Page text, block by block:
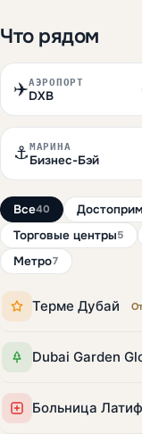
Что рядом
✈️АЭРОПОРТ
DXB
⚓ МАРИНА
Бизнес-Бэй
Все40
Торговые центры5
Метро7
Терме Дубай
Dubai Garden
Больница